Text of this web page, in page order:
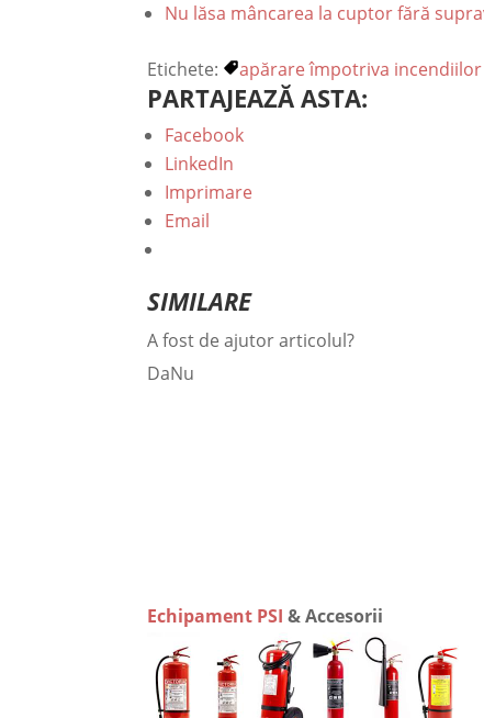
Nu lăsa mâncarea la cuptor fără
Etichete: apărare împotriva incendiilor
PARTAJEAZĂ ASTA:
Facebook
LinkedIn
Imprimare
Email
SIMILARE
A fost de ajutor articolul?
DaNu
Echipament PSI & Accesorii